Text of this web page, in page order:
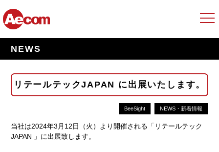
NEWS
リテールテックJAPAN に出展いたします。
BeeSight NEWS・新着情報
当社は2024年3月12日（火）より開催される「リテールテック
JAPAN 」に出展致します。